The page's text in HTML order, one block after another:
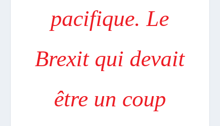
pacifique. Le
Brexit qui devait
être un coup